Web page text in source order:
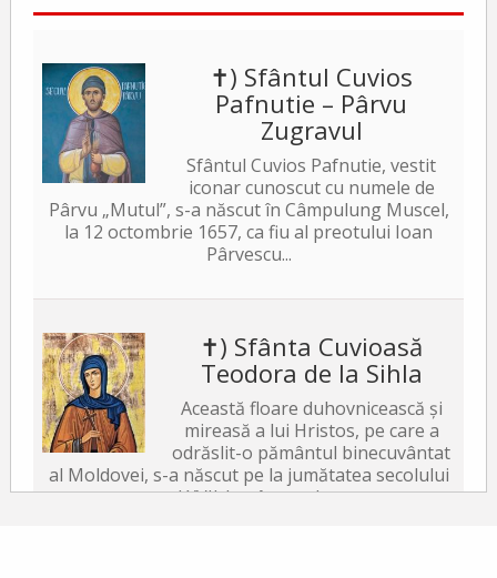
✝) Sfântul Cuvios
Pafnutie – Pârvu
Zugravul
Sfântul Cuvios Pafnutie, vestit
iconar cunoscut cu numele de
Pârvu „Mutul”, s-a născut în Câmpulung Muscel,
la 12 octombrie 1657, ca fiu al preotului Ioan
Pârvescu...
✝) Sfânta Cuvioasă
Teodora de la Sihla
Această floare duhovnicească și
mireasă a lui Hristos, pe care a
odrăslit-o pământul binecuvântat
al Moldovei, s-a născut pe la jumătatea secolului
al XVII-lea, în satul...